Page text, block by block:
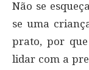
Não se
se uma
prato, por
lidar com a